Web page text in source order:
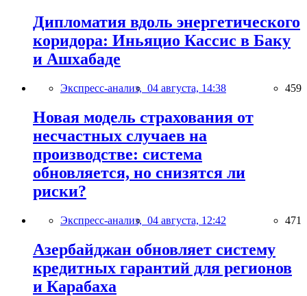
Дипломатия вдоль энергетического
коридора: Иньяцио Кассис в Баку
и Ашхабаде
Экспресс-анализ, 04 августа, 14:38 459
Новая модель страхования от
несчастных случаев на
производстве: система
обновляется, но снизятся ли
риски?
Экспресс-анализ, 04 августа, 12:42 471
Азербайджан обновляет систему
кредитных гарантий для регионов
и Карабаха